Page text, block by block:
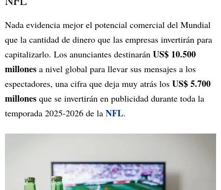
Nada evidencia mejor el potencial comercial del Mundial
que la cantidad de dinero que las empresas invertirán para
capitalizarlo. Los anunciantes destinarán US$ 10.500
millones a nivel global para llevar sus mensajes a los
espectadores, una cifra que deja muy atrás los US$ 5.700
millones que se invertirán en publicidad durante toda la
temporada 2025-2026 de la NFL.